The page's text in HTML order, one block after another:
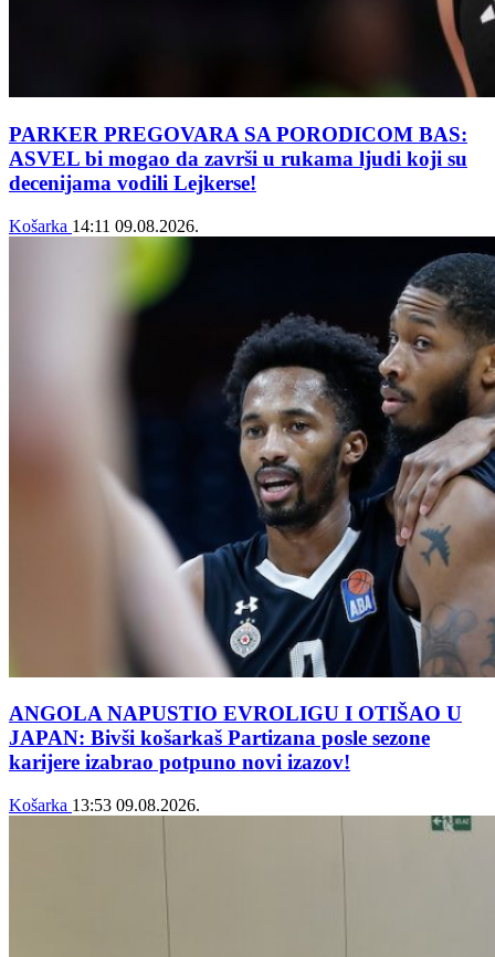
PARKER PREGOVARA SA PORODICOM BAS:
ASVEL bi mogao da završi u rukama ljudi koji su
decenijama vodili Lejkerse!
Košarka 14:11 09.08.2026.
ANGOLA NAPUSTIO EVROLIGU I OTIŠAO U
JAPAN: Bivši košarkaš Partizana posle sezone
karijere izabrao potpuno novi izazov!
Košarka 13:53 09.08.2026.